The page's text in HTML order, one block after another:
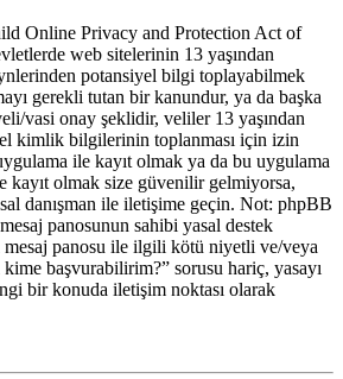
Online Privacy and Protection Act of
web sitelerinin 13 yaşından
potansiyel bilgi toplayabilmek
gerekli tutan bir kanundur, ya da başka
vasi onay şeklidir, veliler 13 yaşından
kimlik bilgilerinin toplanması için izin
ile kayıt olmak ya da bu uygulama
kayıt olmak size güvenilir gelmiyorsa,
danışman ile iletişime geçin. Not: phpBB
panosunun sahibi yasal destek
mesaj panosu ile ilgili kötü niyetli ve/veya
başvurabilirim?” sorusu hariç, yasayı
bir konuda iletişim noktası olarak